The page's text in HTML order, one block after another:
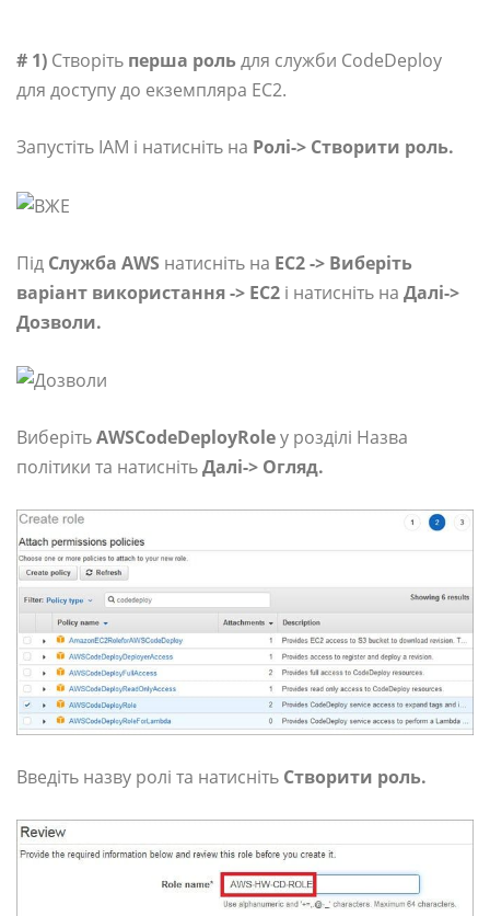
# 1) Створіть перша рольдля служби CodeDeploy
для доступу до екземпляра EC2.
Запустіть IAM і натисніть на Ролі-> Створити роль.
Під Служба AWS натисніть на EC2 -> Виберіть
варіант використання -> EC2 і натисніть на Далі->
Дозволи.
ВиберітьAWSCodeDeployRoleу розділі Назва
політики та натиснітьДалі-> Огляд.
Введіть назву ролі та натисніть Створити роль.